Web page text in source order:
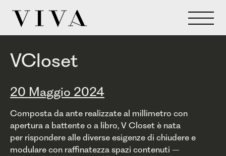
VCloset
20 Maggio 2024
Composta da ante realizzate al millimetro con
apertura a battente o a libro, V Closet è nata
per rispondere alle diverse esigenze di chiudere e
modulare con raffinatezza spazi contenuti –